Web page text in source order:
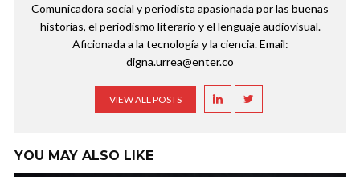
Comunicadora social y periodista apasionada por las buenas
historias, el periodismo literario y el lenguaje audiovisual.
Aficionada a la tecnología y la ciencia. Email:
digna.urrea@enter.co
VIEW ALL POSTS
YOU MAY ALSO LIKE